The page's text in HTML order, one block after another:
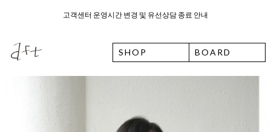
8월 6일 목요일 입고예정일 안내
SHOP BOARD